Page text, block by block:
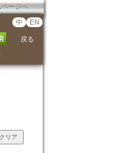
ページへ
中 EN
戻る